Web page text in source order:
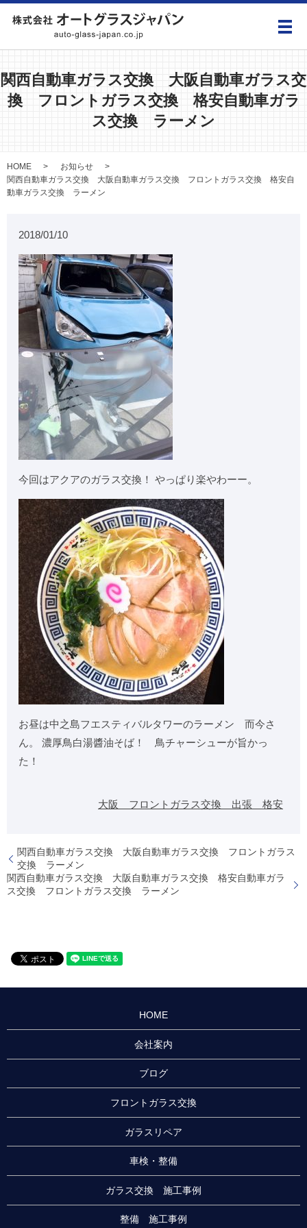
メ
関西自動車ガラス交換 大阪自動車ガラス交
換 フロントガラス交換 格安自動車ガラ
ス交換 ラーメン
HOME
お知らせ
関西自動車ガラス交換 大阪自動車ガラス交換 フロントガラス交換 格安自
動車ガラス交換 ラーメン
2018/01/10
今回はアクアのガラス交換！ やっぱり楽やわーー。
お昼は中之島フエスティバルタワーのラーメン 而今さ
ん。 濃厚鳥白湯醬油そば！ 鳥チャーシューが旨かっ
た！
大阪 フロントガラス交換 出張 格安
関西自動車ガラス交換 大阪自動車ガラス交換 フロントガラス
交換 ラーメン
関西自動車ガラス交換 大阪自動車ガラス交換 格安自動車ガラ
ス交換 フロントガラス交換 ラーメン
HOME
会社案内
ブログ
フロントガラス交換
ガラスリペア
車検・整備
ガラス交換 施工事例
整備 施工事例